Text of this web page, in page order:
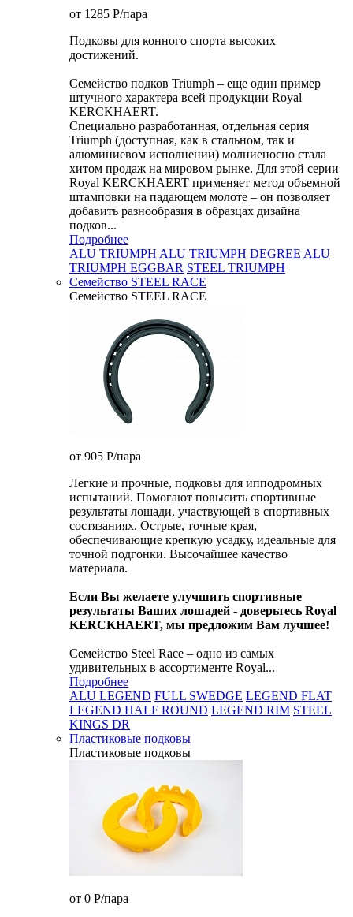
от 1285 P/пара
Подковы для конного спорта высоких
достижений.
Семейство подков Triumph – еще один пример
штучного характера всей продукции Royal
KERCKHAERT.
Специально разработанная, отдельная серия
Triumph (доступная, как в стальном, так и
алюминиевом исполнении) молниеносно стала
хитом продаж на мировом рынке. Для этой серии
Royal KERCKHAERT применяет метод объемной
штамповки на падающем молоте – он позволяет
добавить разнообразия в образцах дизайна
подков...
Подробнее
ALU TRIUMPH ALU TRIUMPH DEGREE ALU
TRIUMPH EGGBAR STEEL TRIUMPH
Семейство STEEL RACE
Семейство STEEL RACE
от 905 P/пара
Легкие и прочные, подковы для ипподромных
испытаний. Помогают повысить спортивные
результаты лошади, участвующей в спортивных
состязаниях. Острые, точные края,
обеспечивающие крепкую усадку, идеальные для
точной подгонки. Высочайшее качество
материала.
Если Вы желаете улучшить спортивные
результаты Ваших лошадей - доверьтесь Royal
KERCKHAERT, мы предложим Вам лучшее!
Семейство Steel Race – одно из самых
удивительных в ассортименте Royal...
Подробнее
ALU LEGEND FULL SWEDGE LEGEND FLAT
LEGEND HALF ROUND LEGEND RIM STEEL
KINGS DR
Пластиковые подковы
Пластиковые подковы
от 0 P/пара